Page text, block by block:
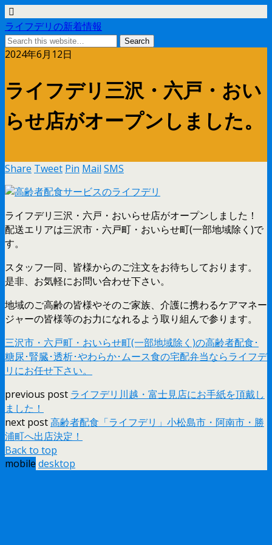
ライフデリの新着情報
2024年6月12日
ライフデリ三沢・六戸・おい
らせ店がオープンしました。
Share Tweet Pin Mail SMS
ライフデリ三沢・六戸・おいらせ店がオープンしました！
配送エリアは三沢市・六戸町・おいらせ町(一部地域除く)で
す。
スタッフ一同、皆様からのご注文をお待ちしております。
是非、お気軽にお問い合わせ下さい。
地域のご高齢の皆様やそのご家族、介護に携わるケアマネー
ジャーの皆様等のお力になれるよう取り組んで参ります。
三沢市・六戸町・おいらせ町(一部地域除く)の高齢者配食･
糖尿･腎臓･透析･やわらか･ムース食の宅配弁当ならライフデ
リにお任せ下さい。
previous post ライフデリ川越・富士見店にお手紙を頂戴し
ました！
next post高齢者配食「ライフデリ」小松島市・阿南市・勝
浦町へ出店決定！
Back to top
mobile desktop